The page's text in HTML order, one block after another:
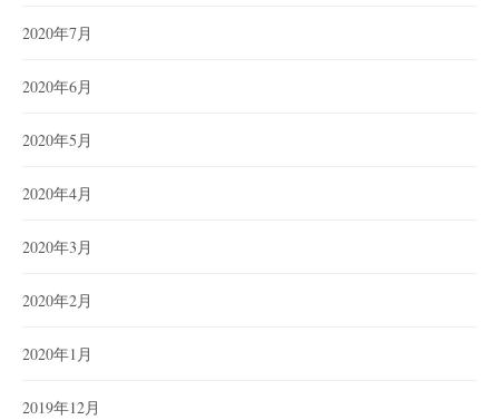
2020年7月
2020年6月
2020年5月
2020年4月
2020年3月
2020年2月
2020年1月
2019年12月